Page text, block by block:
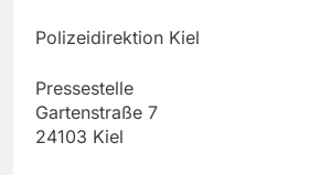
Polizeidirektion Kiel
Pressestelle
Gartenstraße 7
24103 Kiel